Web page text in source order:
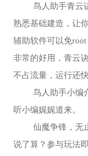
鸟人助手青云
熟悉基础建造，让
辅助软件可以免
非常的好用，青云
不占流量，运行还
鸟人助手小编
听小编娓娓道来。
仙魔争锋，无
说了算？参与玩法